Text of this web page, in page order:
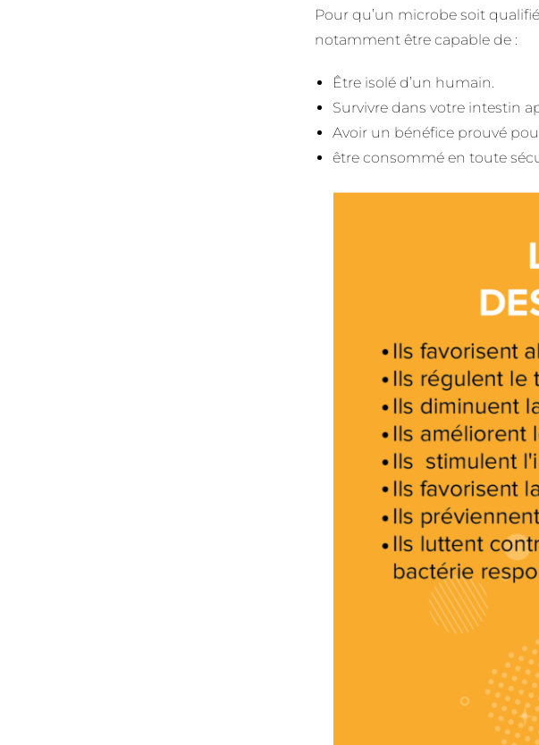
Pour qu’un microbe soit
notamment être capable de :
Être isolé d’un humain.
Survivre dans votre intestin
Avoir un bénéfice prouvé
être consommé en toute